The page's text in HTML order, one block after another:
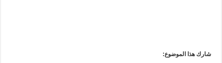
شارك هذا الموضوع: